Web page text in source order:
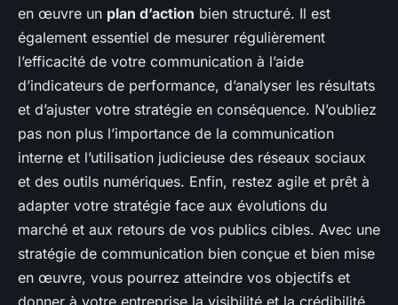
en œuvre un plan d’action bien structuré. Il est
également essentiel de mesurer régulièrement
l’efficacité de votre communication à l’aide
d’indicateurs de performance, d’analyser les résultats
et d’ajuster votre stratégie en conséquence. N’oubliez
pas non plus l’importance de la communication
interne et l’utilisation judicieuse des réseaux sociaux
et des outils numériques. Enfin, restez agile et prêt à
adapter votre stratégie face aux évolutions du
marché et aux retours de vos publics cibles. Avec une
stratégie de communication bien conçue et bien mise
en œuvre, vous pourrez atteindre vos objectifs et